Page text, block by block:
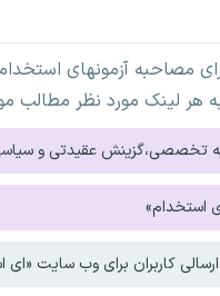
مصاحبه آزمونهای
هر لینک مورد نظر مطالب
تخصصی،گزینش عقیدتی و
استخدام»
کاربران برای وب سایت «ای